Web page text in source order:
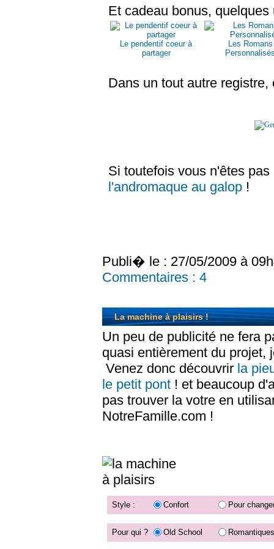
Et cadeau bonus,
Le pendentif coeur à
partager
Les Romans
Dans un tout autre registre,
Si toutefois vous n'êtes
l'andromaque au galop !
Publi� le : 27/05/2009 à
Commentaires : 4
La machine à plaisirs !
Un peu de publicité ne fera
quasi entièrement du projet,
Venez donc découvrir la
le petit pont ! et beaucoup
pas trouver la votre en
NotreFamille.com !
Style : Confort Pour
Pour qui ? Old School Romantiques